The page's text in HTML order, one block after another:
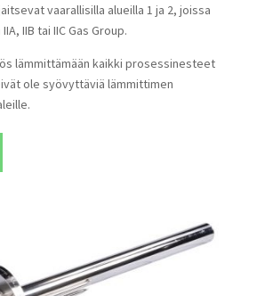
vaarallisilla alueilla 1 ja 2, joissa
IIB tai IIC Gas Group.
lämmittämään kaikki prosessinesteet
ole syövyttäviä lämmittimen